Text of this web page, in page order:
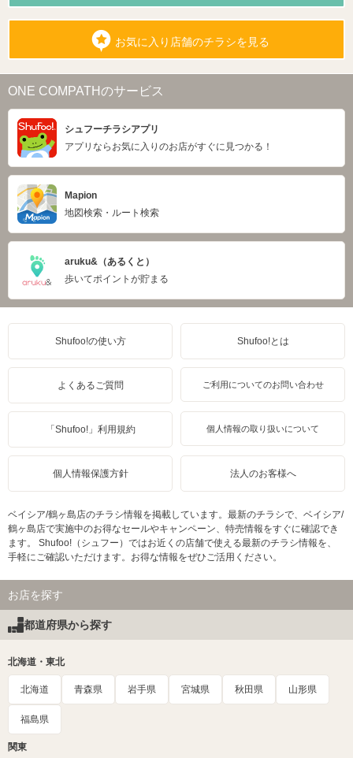
お気に入り店舗のチラシを見る
ONE COMPATHのサービス
シュフーチラシアプリ
アプリならお気に入りのお店がすぐに見つかる！
Mapion
地図検索・ルート検索
aruku&（あるくと）
歩いてポイントが貯まる
Shufoo!の使い方 Shufoo!とは
よくあるご質問 ご利用についてのお問い合わせ
「Shufoo!」利用規約 個人情報の取り扱いについて
個人情報保護方針 法人のお客様へ
ベイシア/鶴ヶ島店のチラシ情報を掲載しています。最新のチラシで、ベイシア/
鶴ヶ島店で実施中のお得なセールやキャンペーン、特売情報をすぐに確認でき
ます。 Shufoo!（シュフー）ではお近くの店舗で使える最新のチラシ情報を、
手軽にご確認いただけます。お得な情報をぜひご活用ください。
お店を探す
都道府県から探す
北海道・東北
北海道 青森県 岩手県 宮城県 秋田県 山形県
福島県
関東